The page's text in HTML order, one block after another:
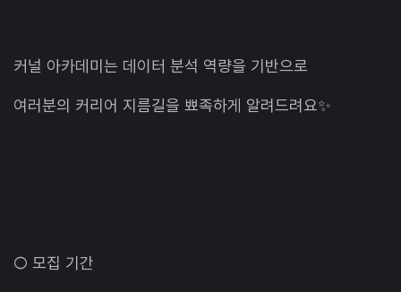
커널 아카데미는 데이터 분석 역량을 기반으로
여러분의 커리어 지름길을 뾰족하게 알려드려요✨
○ 모집 기간